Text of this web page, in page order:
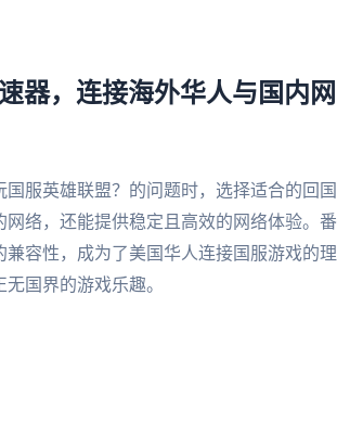
器，连接海外华人与国内网
服英雄联盟？的问题时，选择适合的回国
络，还能提供稳定且高效的网络体验。番
容性，成为了美国华人连接国服游戏的理
国界的游戏乐趣。